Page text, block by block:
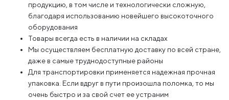
продукцию, в том числе и технологически сложную,
благодаря использованию новейшего высокоточного
оборудования
Товары всегда есть в наличии на складах
Мы осуществляем бесплатную доставку по всей стране,
даже в самые труднодоступные районы
Для транспортировки применяется надежная прочная
упаковка. Если вдруг в пути произошла поломка, то мы
очень быстро и за свой счет ее устраним